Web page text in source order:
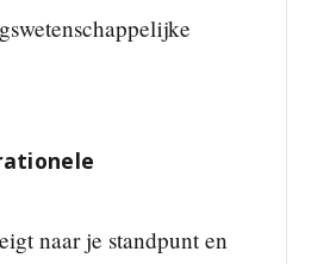
naar je standpunt en